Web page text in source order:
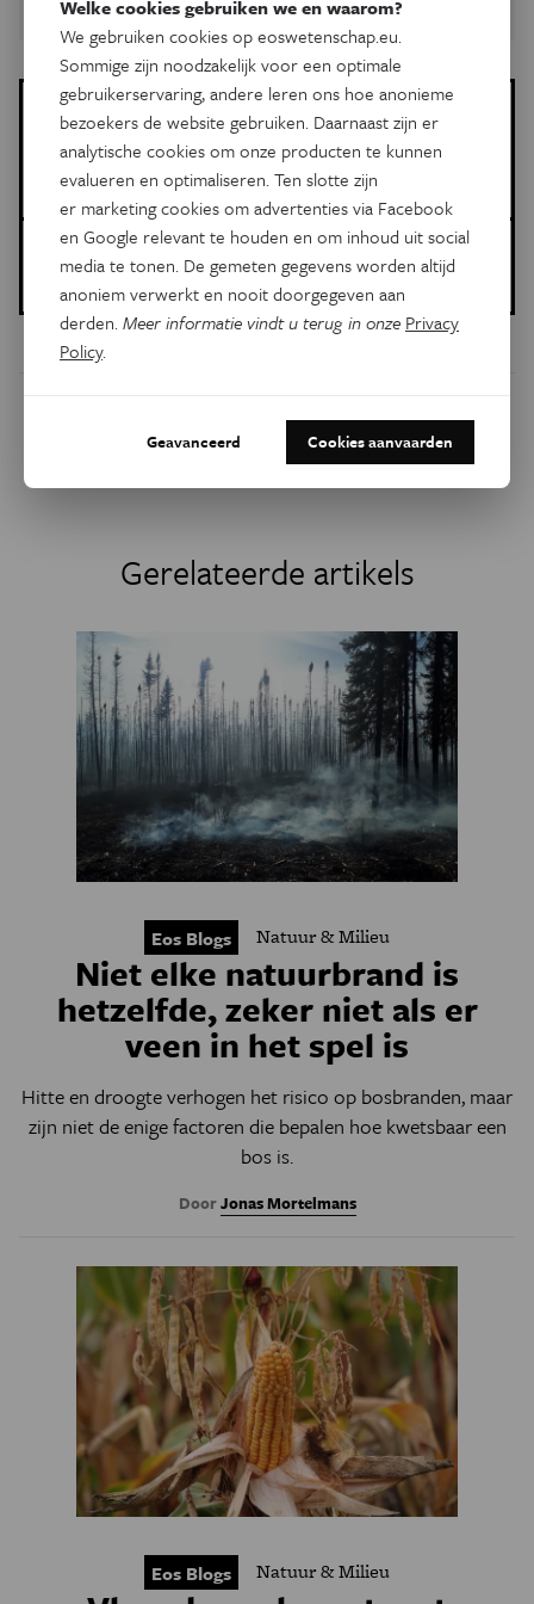
Meer over de volgende onderwerpen:
Gezondheid Eos Blogs micro-organismen
bacterie
voedingssupplementen
Gepubliceerd op:
27 april 2020
Dit artikel delen op:
Twitter Linkedin
Gerelateerde artikels
Eos Blogs Natuur & Milieu
Niet elke natuurbrand is
hetzelfde, zeker niet als er
veen in het spel is
Hitte en droogte verhogen het risico op bosbranden, maar
zijn niet de enige factoren die bepalen hoe kwetsbaar een
bos is.
DoorJonas Mortelmans
Eos Blogs Natuur & Milieu
Welke cookies gebruiken we en waarom?
We gebruiken cookies op eoswetenschap.eu.
Sommige zijn noodzakelijk voor een optimale
gebruikerservaring, andere leren ons hoe anonieme
bezoekers de website gebruiken. Daarnaast zijn er
analytische cookies om onze producten te kunnen
evalueren en optimaliseren. Ten slotte zijn
er marketing cookies om advertenties via Facebook
en Google relevant te houden en om inhoud uit social
media te tonen. De gemeten gegevens worden altijd
anoniem verwerkt en nooit doorgegeven aan
derden.Meer informatie vindt u terug in onze Privacy
Policy.
Geavanceerd Cookies aanvaarden